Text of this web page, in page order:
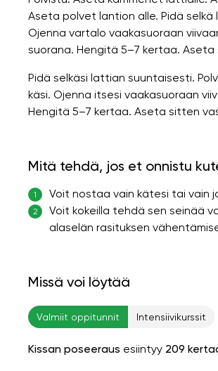
Aseta polvet lantion alle. Pidä
Ojenna vartalo vaakasuoraan
suorana. Hengitä 5–7 kertaa.
Pidä selkäsi lattian suuntaisesti.
käsi. Ojenna itsesi vaakasuoraan
Hengitä 5–7 kertaa. Aseta sitten
Mitä tehdä, jos et onnistu
1 Voit nostaa vain kätesi tai vain
2
Voit kokeilla tehdä sen seinää
alaselän rasituksen
Missä voi löytää
Valmiit oppitunnit Intensiivikurssit
Kissan poseeraus esiintyy 209